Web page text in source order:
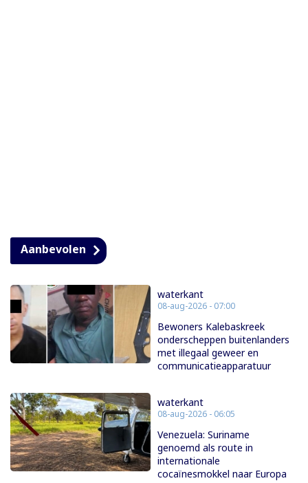
Aanbevolen
waterkant
08-aug-2026 - 07:00
Bewoners Kalebaskreek
onderscheppen buitenlanders
met illegaal geweer en
communicatieapparatuur
waterkant
08-aug-2026 - 06:05
Venezuela: Suriname
genoemd als route in
internationale
cocaïnesmokkel naar Europa